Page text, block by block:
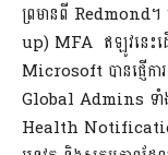
ព្រមានពី Redmond
up) MFA ឥឡូវនេះដ
Microsoft បានផ្ញើក
Global Admins ទ
Health